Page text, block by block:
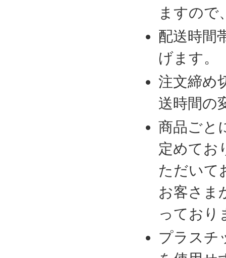
ますので
配送時間
げます。
注文締め
送時間の
商品ごと
定めてお
ただいて
お客さま
っており
プラスチ